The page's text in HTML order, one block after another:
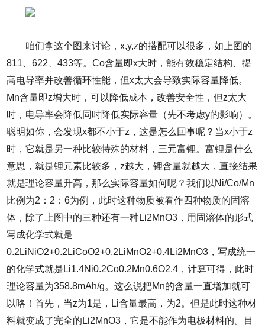
咱们拿这个图来讨论，x,y,z的搭配可以很多，如上图的
811、622、433等。Co含量即x大时，能有效稳定结构、提
高电导率并改善循环性能，但x太大会导致实际容量降低。
Mn含量即z增大时，可以降低成本，改善安全性，但z太大
时，电导率会降低同时降低实际容量（先不考虑y的影响）。
聪明如你，会发现x都不小于z，这是怎么回事呢？当x小于z
时，它就是另一种比较特殊的材料，三元富锂。富锂是什么
意思，就是锂元素比较多，z越大，锂含量就越大，直接结果
就是理论容量升高，那么实际容量如何呢？我们以Ni/Co/Mn
比例为2：2：6为例，此时这种物质被看作四种物质的固溶
体，除了上图中的三种还有一种Li2MnO3，用固溶体的形式
写成化学式就是
0.2LiNiO2+0.2LiCoO2+0.2LiMnO2+0.4Li2MnO3，写成统一
的化学式就是Li1.4Ni0.2Co0.2Mn0.6O2.4，计算可得，此时
理论容量为358.8mAh/g。这么说把Mn的含量一直增加就可
以咯！首先，当z为1是，Li含量最高，为2。但是此时这种材
料就变成了完全的Li2MnO3，它是不能作为电极材料的。目